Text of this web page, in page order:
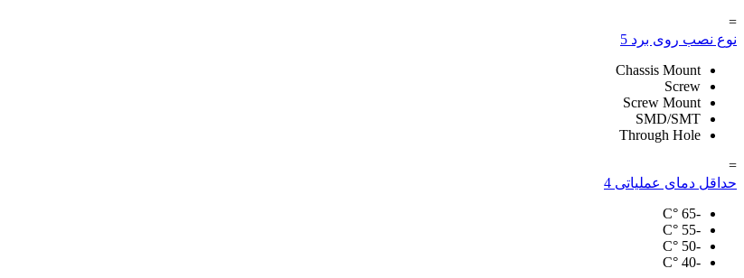
=
نوع نصب روی برد 5
Chassis Mount
Screw
Screw Mount
SMD/SMT
Through Hole
=
حداقل دمای عملیاتی 4
-65
°C
-55
°C
-50
°C
-40
°C